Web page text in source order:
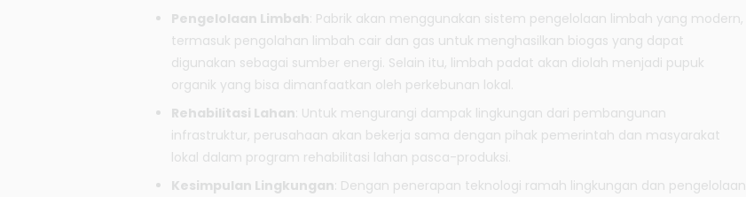
Pengelolaan Limbah: Pabrik akan menggunakan sistem pengelolaan limbah yang modern,
termasuk pengolahan limbah cair dan gas untuk menghasilkan biogas yang dapat
digunakan sebagai sumber energi. Selain itu, limbah padat akan diolah menjadi pupuk
organik yang bisa dimanfaatkan oleh perkebunan lokal.
Rehabilitasi Lahan: Untuk mengurangi dampak lingkungan dari pembangunan
infrastruktur, perusahaan akan bekerja sama dengan pihak pemerintah dan masyarakat
lokal dalam program rehabilitasi lahan pasca-produksi.
Kesimpulan Lingkungan: Dengan penerapan teknologi ramah lingkungan dan pengelolaan